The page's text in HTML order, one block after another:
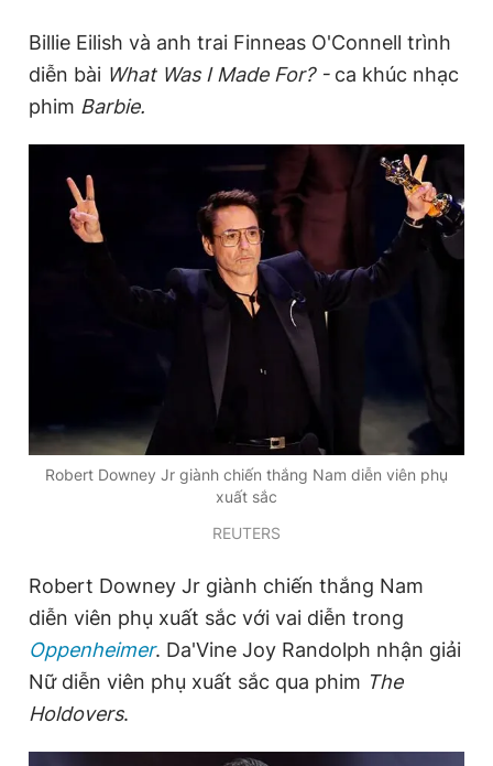
i
m
e
Billie Eilish và anh trai Finneas O'Connell trình
diễn bài What Was I Made For? - ca khúc nhạc
phim Barbie.
Robert Downey Jr giành chiến thắng Nam diễn viên phụ
xuất sắc
REUTERS
Robert Downey Jr giành chiến thắng Nam
diễn viên phụ xuất sắc với vai diễn trong
Oppenheimer. Da'Vine Joy Randolph nhận giải
Nữ diễn viên phụ xuất sắc qua phim The
Holdovers.